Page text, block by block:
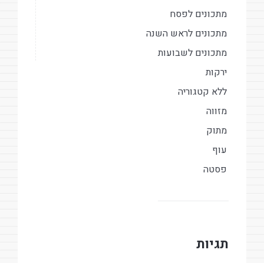
מתכונים לפסח
מתכונים לראש השנה
מתכונים לשבועות
ירקות
ללא קטגוריה
מזווה
מתוק
עוף
פסטה
תגיות